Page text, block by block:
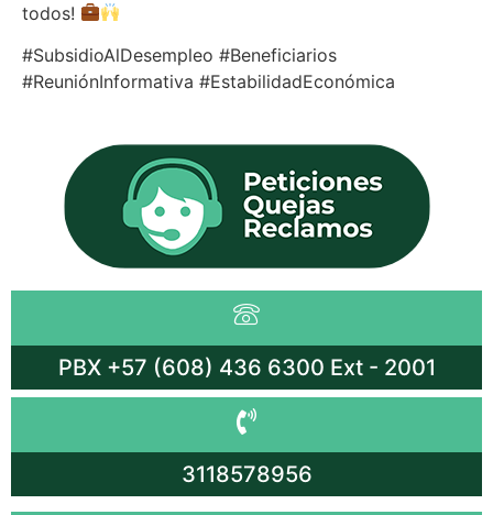
todos!
#SubsidioAlDesempleo #Beneficiarios
#ReuniónInformativa #EstabilidadEconómica
PBX +57 (608) 436 6300 Ext - 2001
3118578956